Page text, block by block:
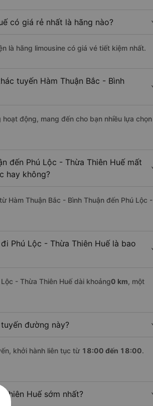
có giá rẻ nhất là hãng nào?
là hãng limousine có giá vé tiết kiệm nhất.
tuyến Hàm Thuận Bắc - Bình
hoạt động, mang đến cho bạn nhiều lựa chọn
đến Phú Lộc - Thừa Thiên Huế mất
hay không?
Hàm Thuận Bắc - Bình Thuận đến Phú Lộc -
Phú Lộc - Thừa Thiên Huế là bao
- Thừa Thiên Huế dài khoảng0 km, một
đường này?
khởi hành liên tục từ 18:00 đến 18:00.
Huế sớm nhất?